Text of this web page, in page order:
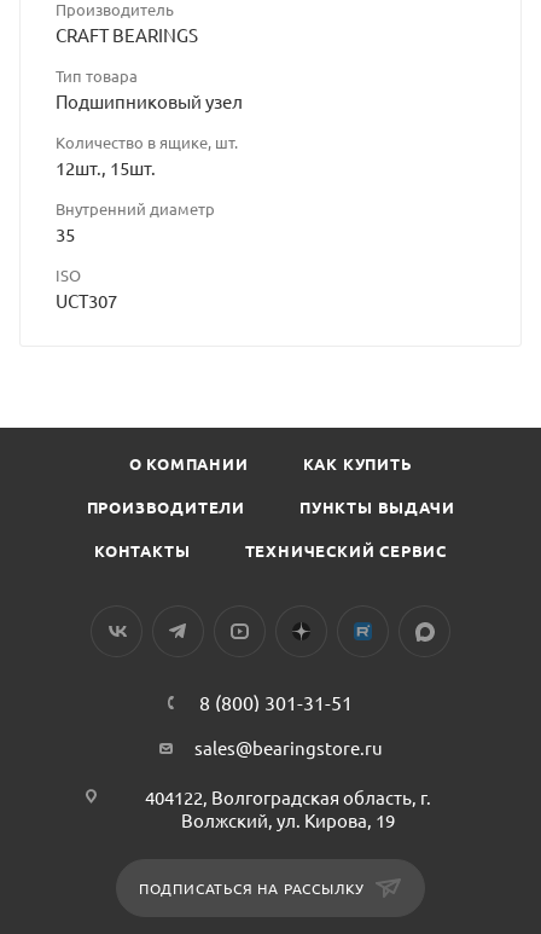
Производитель
CRAFT BEARINGS
Тип товара
Подшипниковый узел
Количество в ящике, шт.
12шт., 15шт.
Внутренний диаметр
35
ISO
UCT307
О КОМПАНИИ КАК КУПИТЬ
ПРОИЗВОДИТЕЛИ ПУНКТЫ ВЫДАЧИ
КОНТАКТЫ ТЕХНИЧЕСКИЙ СЕРВИС
8 (800) 301-31-51
sales@bearingstore.ru
404122, Волгоградская область, г.
Волжский, ул. Кирова, 19
ПОДПИСАТЬСЯ НА РАССЫЛКУ